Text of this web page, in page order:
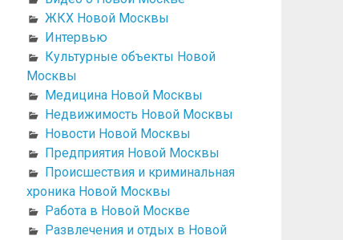
ЖКХ Новой Москвы
Интервью
Культурные объекты Новой
Москвы
Медицина Новой Москвы
Недвижимость Новой Москвы
Новости Новой Москвы
Предприятия Новой Москвы
Происшествия и криминальная
хроника Новой Москвы
Работа в Новой Москве
Развлечения и отдых в Новой